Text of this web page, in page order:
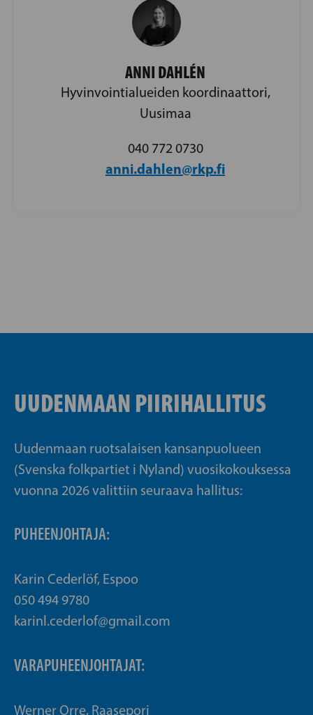
ANNI DAHLÉN
Hyvinvointialueiden koordinaattori,
Uusimaa
040 772 0730
anni.dahlen@rkp.fi
UUDENMAAN PIIRIHALLITUS
Uudenmaan ruotsalaisen kansanpuolueen
(Svenska folkpartiet i Nyland) vuosikokouksessa
vuonna 2026 valittiin seuraava hallitus:
PUHEENJOHTAJA:
Karin Cederlöf, Espoo
050 494 9780
karinl.cederlof@gmail.com
VARAPUHEENJOHTAJAT:
Werner Orre, Raasepori